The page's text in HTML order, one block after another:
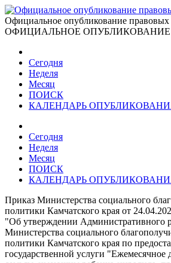
Официальное опубликование правовых
ОФИЦИАЛЬНОЕ ОПУБЛИКОВАНИЕ
Сегодня
Неделя
Месяц
ПОИСК
КАЛЕНДАРЬ
Сегодня
Неделя
Месяц
ПОИСК
КАЛЕНДАРЬ
Приказ Министерства социального
политики Камчатского края от
"Об утверждении Административного
Министерства социального
политики Камчатского края по
государственной услуги "Ежемесячное